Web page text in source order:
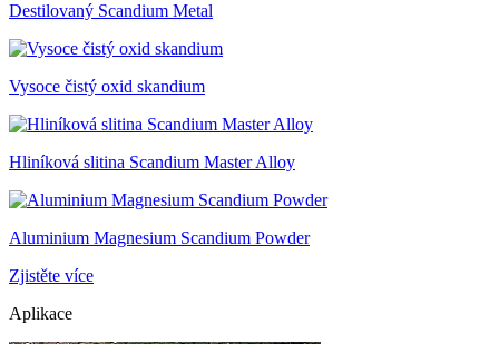
Destilovaný Scandium Metal
Vysoce čistý oxid skandium
Hliníková slitina Scandium Master Alloy
Aluminium Magnesium Scandium Powder
Zjistěte více
Aplikace